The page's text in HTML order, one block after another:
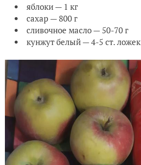
яблоки — 1 кг
сахар — 800 г
сливочное масло — 50-70 г
кунжут белый — 4-5 ст. ложек